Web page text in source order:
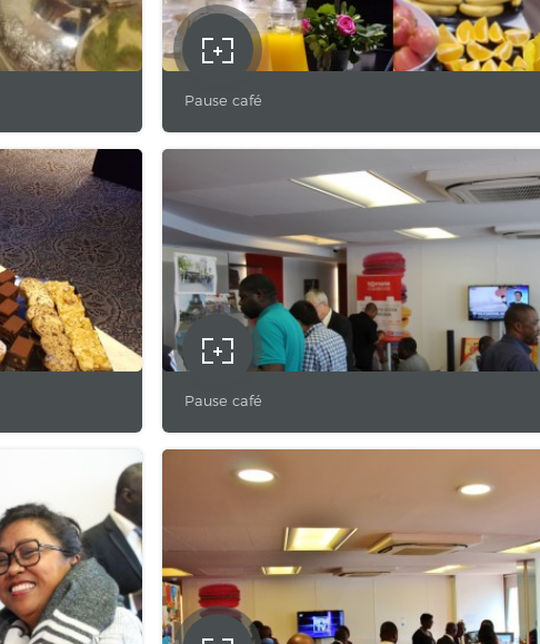
Pause café
Pause café